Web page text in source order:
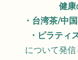
健康
・台湾茶/中
・ピラティ
について発信